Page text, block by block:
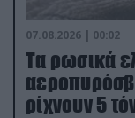
07.08.2026 | 00:02
Τα ρωσικά
ρίχνουν 5